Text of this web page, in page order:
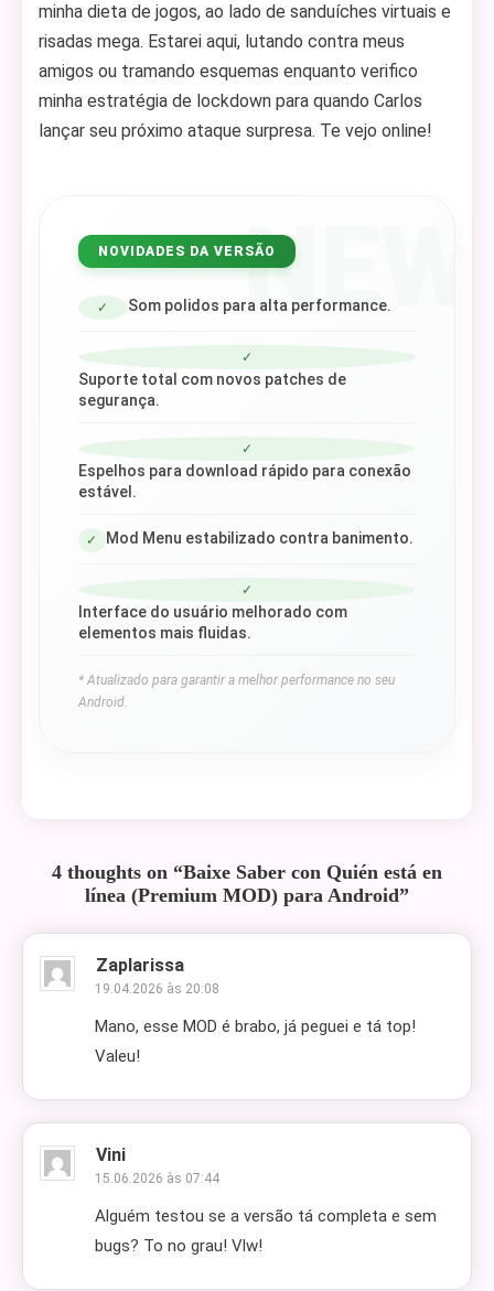
minha dieta de jogos, ao lado de sanduíches virtuais e
risadas mega. Estarei aqui, lutando contra meus
amigos ou tramando esquemas enquanto verifico
minha estratégia de lockdown para quando Carlos
lançar seu próximo ataque surpresa. Te vejo online!
NEW
NOVIDADES DA VERSÃO
✓ Som polidos para alta performance.
✓
Suporte total com novos patches de
segurança.
✓
Espelhos para download rápido para conexão
estável.
✓ Mod Menu estabilizado contra banimento.
✓
Interface do usuário melhorado com
elementos mais fluidas.
* Atualizado para garantir a melhor performance no seu
Android.
4 thoughts on “Baixe Saber con Quién está en
línea (Premium MOD) para Android”
Zaplarissa
19.04.2026 às 20:08
Mano, esse MOD é brabo, já peguei e tá top!
Valeu!
Vini
15.06.2026 às 07:44
Alguém testou se a versão tá completa e sem
bugs? To no grau! Vlw!